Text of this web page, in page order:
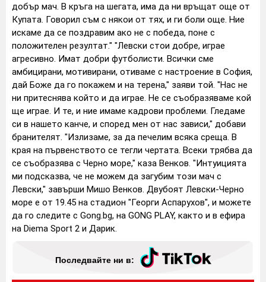
добър мач. В кръга на шегата, има да ни връщат още от
Купата. Говорил съм с някои от тях, и ги боли още. Ние
искаме да се поздравим ако не с победа, поне с
положителен резултат." "Левски стои добре, играе
агресивно. Имат добри футболисти. Всички сме
амбицирани, мотивирани, отиваме с настроение в София,
дай Боже да го покажем и на терена," заяви той. "Нас не
ни притеснява който и да играе. Не се съобразяваме кой
ще играе. И те, и ние имаме кадрови проблеми. Гледаме
си в нашето канче, и според мен от нас зависи," добави
бранителят. "Излизаме, за да печелим всяка среща. В
края на първенството се тегли чертата. Всеки трябва да
се съобразява с Черно море," каза Венков. "Интуицията
ми подсказва, че не можем да загубим този мач с
Левски," завърши Мишо Венков. Двубоят Левски-Черно
море е от 19.45 на стадион "Георги Аспарухов", и можете
да го следите с Gong.bg, на GONG PLAY, както и в ефира
на Diema Sport 2 и Дарик.
Последвайте ни в: